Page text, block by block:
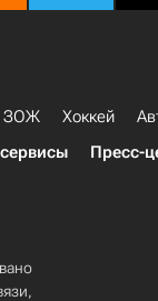
ЗОЖ Хоккей
Пресс-